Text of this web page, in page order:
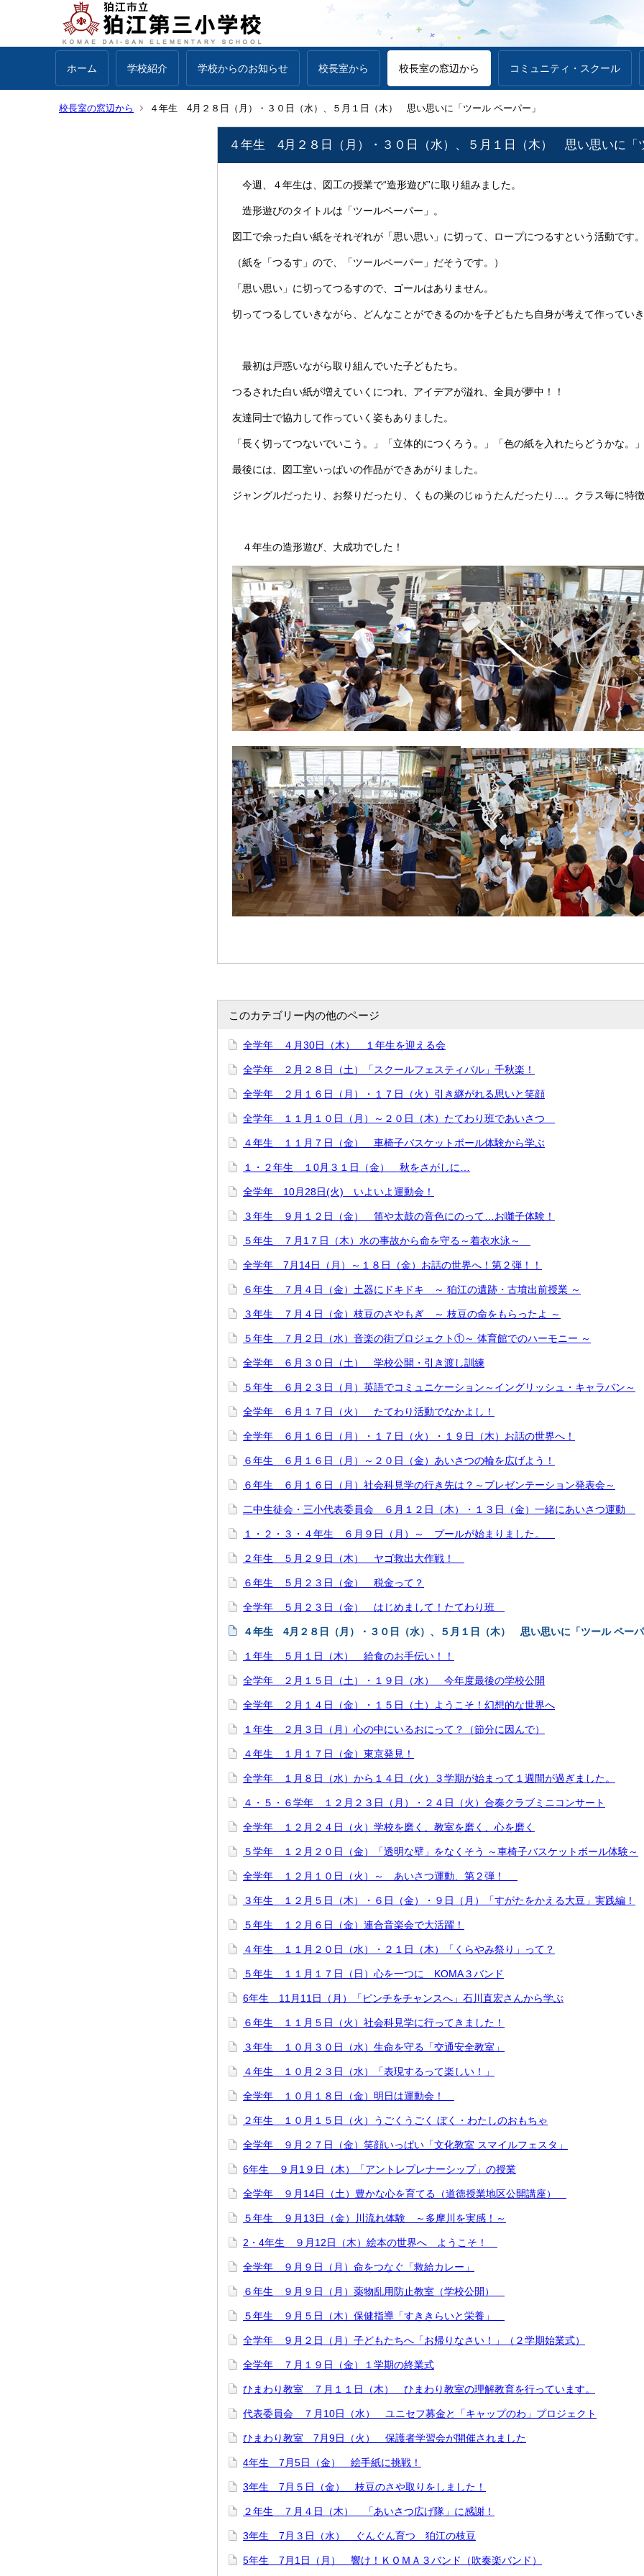
ホーム 学校紹介 学校からのお知らせ 校長室から 校長室の窓辺から コミュニティ・スクール
校長室の窓辺から ４年生 4月２８日（月）・３０日（水）、５月１日（木） 思い思いに「ツール ペーパー」
４年生 4月２８日（月）・３０日（水）、５月１日（木） 思い思いに「
今週、４年生は、図工の授業で“造形遊び”に取り組みました。
造形遊びのタイトルは「ツールペーパー」。
図工で余った白い紙をそれぞれが「思い思い」に切って、ロープにつるすという活動です。
（紙を「つるす」ので、「ツールペーパー」だそうです。）
「思い思い」に切ってつるすので、ゴールはありません。
切ってつるしていきながら、どんなことができるのかを子どもたち自身が考えて作ってい
最初は戸惑いながら取り組んでいた子どもたち。
つるされた白い紙が増えていくにつれ、アイデアが溢れ、全員が夢中！！
友達同士で協力して作っていく姿もありました。
「長く切ってつないでいこう。」「立体的につくろう。」「色の紙を入れたらどうかな。
最後には、図工室いっぱいの作品ができあがりました。
ジャングルだったり、お祭りだったり、くもの巣のじゅうたんだったり…。クラス毎に特
４年生の造形遊び、大成功でした！
このカテゴリー内の他のページ
全学年 ４月30日（木） １年生を迎える会
全学年 ２月２８日（土）「スクールフェスティバル」千秋楽！
全学年 ２月１６日（月）・１７日（火）引き継がれる思いと笑顔
全学年 １１月１０日（月）～２０日（木）たてわり班であいさつ
４年生 １１月７日（金） 車椅子バスケットボール体験から学ぶ
１・２年生 １0月３１日（金） 秋をさがしに…
全学年 10月28日(火) いよいよ運動会！
３年生 ９月１２日（金） 笛や太鼓の音色にのって…お囃子体験！
５年生 ７月1７日（木）水の事故から命を守る～着衣水泳～
全学年 7月14日（月）～１８日（金）お話の世界へ！第２弾！！
６年生 ７月４日（金）土器にドキドキ ～ 狛江の遺跡・古墳出前授業 ～
３年生 ７月４日（金）枝豆のさやもぎ ～ 枝豆の命をもらったよ ～
５年生 ７月２日（水）音楽の街プロジェクト①～ 体育館でのハーモニー ～
全学年 ６月３０日（土） 学校公開・引き渡し訓練
５年生 ６月２３日（月）英語でコミュニケーション～イングリッシュ・キャラバン～
全学年 ６月１７日（火） たてわり活動でなかよし！
全学年 ６月１６日（月）・１７日（火）・１９日（木）お話の世界へ！
６年生 ６月１６日（月）～２０日（金）あいさつの輪を広げよう！
６年生 ６月１６日（月）社会科見学の行き先は？～プレゼンテーション発表会～
二中生徒会・三小代表委員会 ６月１２日（木）・１３日（金）一緒にあいさつ運動
１・２・３・４年生 ６月９日（月）～ プールが始まりました。
２年生 ５月２９日（木） ヤゴ救出大作戦！
６年生 ５月２３日（金） 税金って？
全学年 ５月２３日（金） はじめまして！たてわり班
４年生 4月２８日（月）・３０日（水）、５月１日（木） 思い思いに「ツール ペー
１年生 ５月１日（木） 給食のお手伝い！！
全学年 ２月１５日（土）・１９日（水） 今年度最後の学校公開
全学年 ２月１４日（金）・１５日（土）ようこそ！幻想的な世界へ
１年生 ２月３日（月）心の中にいるおにって？（節分に因んで）
４年生 １月１７日（金）東京発見！
全学年 １月８日（水）から１４日（火）３学期が始まって１週間が過ぎました。
４・５・６学年 １２月２３日（月）・２４日（火）合奏クラブミニコンサート
全学年 １２月２４日（火）学校を磨く、教室を磨く、心を磨く
５学年 １２月２０日（金）「透明な壁」をなくそう ～車椅子バスケットボール体験～
全学年 １２月１０日（火）～ あいさつ運動、第２弾！
３年生 １２月５日（木）・６日（金）・９日（月）「すがたをかえる大豆」実践編！
５年生 １２月６日（金）連合音楽会で大活躍！
４年生 １１月２０日（水）・２１日（木）「くらやみ祭り」って？
５年生 １１月１７日（日）心を一つに KOMA３バンド
6年生 11月11日（月）「ピンチをチャンスへ」石川直宏さんから学ぶ
６年生 １１月５日（火）社会科見学に行ってきました！
３年生 １０月３０日（水）生命を守る「交通安全教室」
４年生 １０月２３日（水）「表現するって楽しい！」
全学年 １０月１８日（金）明日は運動会！
２年生 １０月１５日（火）うごくうごく ぼく・わたしのおもちゃ
全学年 ９月２７日（金）笑顔いっぱい「文化教室 スマイルフェスタ」
6年生 ９月1９日（木）「アントレプレナーシップ」の授業
全学年 ９月14日（土）豊かな心を育てる（道徳授業地区公開講座）
５年生 ９月13日（金）川流れ体験 ～多摩川を実感！～
2・4年生 ９月12日（木）絵本の世界へ ようこそ！
全学年 ９月９日（月）命をつなぐ「救給カレー」
６年生 ９月９日（月）薬物乱用防止教室（学校公開）
５年生 ９月５日（木）保健指導「すききらいと栄養」
全学年 ９月２日（月）子どもたちへ「お帰りなさい！」（２学期始業式）
全学年 ７月１９日（金）１学期の終業式
ひまわり教室 ７月１１日（木） ひまわり教室の理解教育を行っています。
代表委員会 ７月10日（水） ユニセフ募金と「キャップのわ」プロジェクト
ひまわり教室 7月9日（火） 保護者学習会が開催されました
4年生 7月5日（金） 絵手紙に挑戦！
3年生 7月５日（金） 枝豆のさや取りをしました！
２年生 ７月４日（木） 「あいさつ広げ隊」に感謝！
3年生 7月３日（水） ぐんぐん育つ 狛江の枝豆
5年生 7月1日（月） 響け！ＫＯＭＡ３バンド（吹奏楽バンド）